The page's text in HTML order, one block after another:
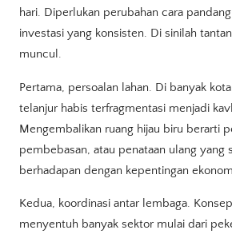
hari. Diperlukan perubahan cara
investasi yang konsisten. Di sinilah
muncul.
Pertama, persoalan lahan. Di banyak
telanjur habis terfragmentasi menjadi
Mengembalikan ruang hijau biru berarti
pembebasan, atau penataan ulang yang
berhadapan dengan kepentingan
Kedua, koordinasi antar lembaga.
menyentuh banyak sektor mulai dari